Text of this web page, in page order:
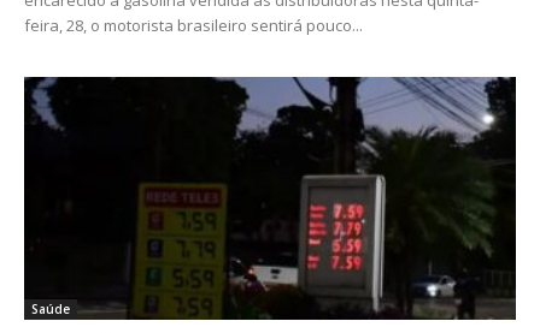
feira, 28, o motorista brasileiro sentirá pouco...
Saúde